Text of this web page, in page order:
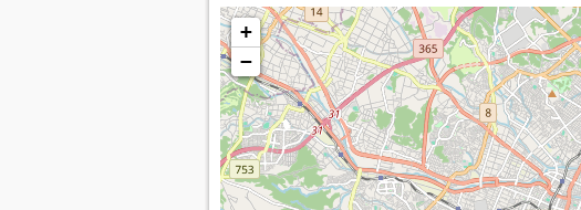
+
−